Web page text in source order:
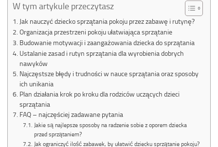
W tym artykule przeczytasz
Jak nauczyć dziecko sprzątania pokoju przez zabawę i rutynę?
Organizacja przestrzeni pokoju ułatwiająca sprzątanie
Budowanie motywacji i zaangażowania dziecka do sprzątania
Ustalanie zasad i rutyn sprzątania dla wyrobienia dobrych
nawyków
Najczęstsze błędy i trudności w nauce sprzątania oraz sposoby
ich unikania
Plan działania krok po kroku dla rodziców uczących dzieci
sprzątania
FAQ – najczęściej zadawane pytania
Jakie są najlepsze sposoby na radzenie sobie z oporem dziecka
przed sprzątaniem?
Jak ograniczyć ilość zabawek, by ułatwić dziecku sprzątanie pokoju?